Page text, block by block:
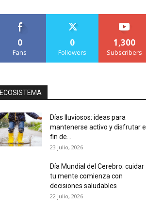
0
Fans
0
Followers
1,300
Subscribers
ECOSISTEMA
Días lluviosos: ideas para
mantenerse activo y disfrutar el
fin de...
23 julio, 2026
Día Mundial del Cerebro: cuidar
tu mente comienza con
decisiones saludables
22 julio, 2026